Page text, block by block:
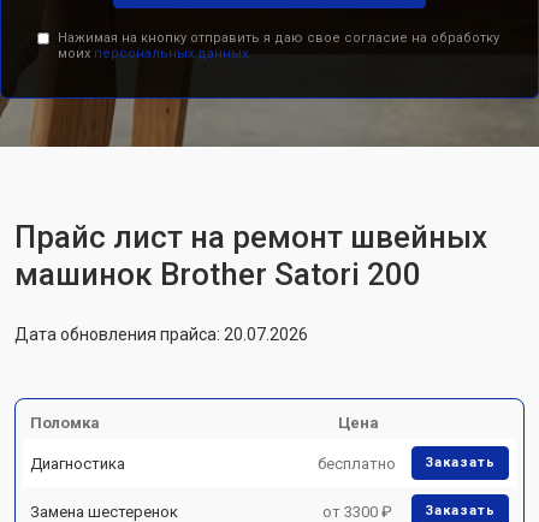
Нажимая на кнопку отправить я даю свое согласие на обработку
моих персональных данных.
Прайс лист на ремонт швейных
машинок Brother Satori 200
Дата обновления прайса: 20.07.2026
Поломка Цена
Диагностика бесплатно Заказать
Замена шестеренок от 3300 ₽ Заказать